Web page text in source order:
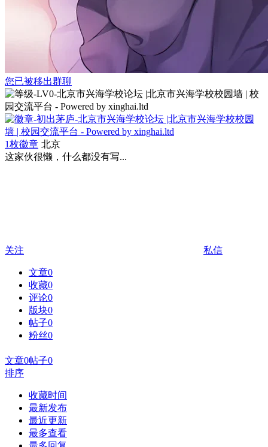
您已被移出群聊
1枚徽章 北京
这家伙很懒，什么都没有写...
关注 私信
文章0
收藏0
评论0
版块0
帖子0
粉丝0
文章0帖子0
排序
收藏时间
最新发布
最近更新
最多查看